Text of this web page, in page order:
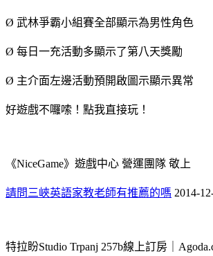
Ø 武林爭霸小組賽全部顯示為男性角色
Ø 每日一充活動多顯示了第八天獎勵
Ø 主介面左邊活動預開啟圖示顯示異常
好遊戲不囉嗦！點我直接玩！
《NiceGame》遊戲中心 營運團隊 敬上
請問三峽英語家教老師有推薦的嗎 2014-
特拉盼Studio Trpanj 257b線上訂房｜